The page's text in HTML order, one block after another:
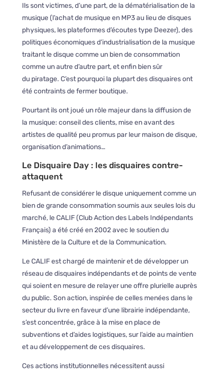
Ils sont victimes, d’une part, de la dématérialisation de la
musique (l’achat de musique en MP3 au lieu de disques
physiques, les plateformes d’écoutes type Deezer), des
politiques économiques d’industrialisation de la musique
traitant le disque comme un bien de consommation
comme un autre d’autre part, et enfin bien sûr
du piratage. C’est pourquoi la plupart des disquaires ont
été contraints de fermer boutique.
Pourtant ils ont joué un rôle majeur dans la diffusion de
la musique: conseil des clients, mise en avant des
artistes de qualité peu promus par leur maison de disque,
organisation d’animations…
Le Disquaire Day : les disquaires contre-
attaquent
Refusant de considérer le disque uniquement comme un
bien de grande consommation soumis aux seules lois du
marché, le CALIF (Club Action des Labels Indépendants
Français) a été créé en 2002 avec le soutien du
Ministère de la Culture et de la Communication.
Le CALIF est chargé de maintenir et de développer un
réseau de disquaires indépendants et de points de vente
qui soient en mesure de relayer une offre plurielle auprès
du public. Son action, inspirée de celles menées dans le
secteur du livre en faveur d’une librairie indépendante,
s’est concentrée, grâce à la mise en place de
subventions et d’aides logistiques, sur l’aide au maintien
et au développement de ces disquaires.
Ces actions institutionnelles nécessitent aussi